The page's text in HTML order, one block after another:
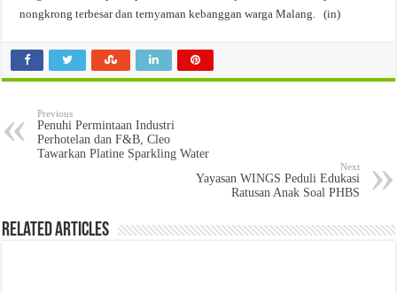
nongkrong terbesar dan ternyaman kebanggan warga Malang. (in)
Previous
Penuhi Permintaan Industri
Perhotelan dan F&B, Cleo
Tawarkan Platine Sparkling Water
Next
Yayasan WINGS Peduli Edukasi
Ratusan Anak Soal PHBS
Related Articles